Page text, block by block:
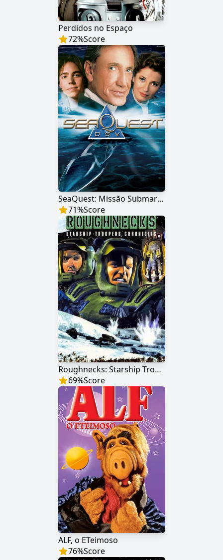
Perdidos no Espaço
72%Score
SeaQuest: Missão Submarina
71%Score
Roughnecks: Starship Troopers Chronicles
69%Score
ALF, o ETeimoso
76%Score